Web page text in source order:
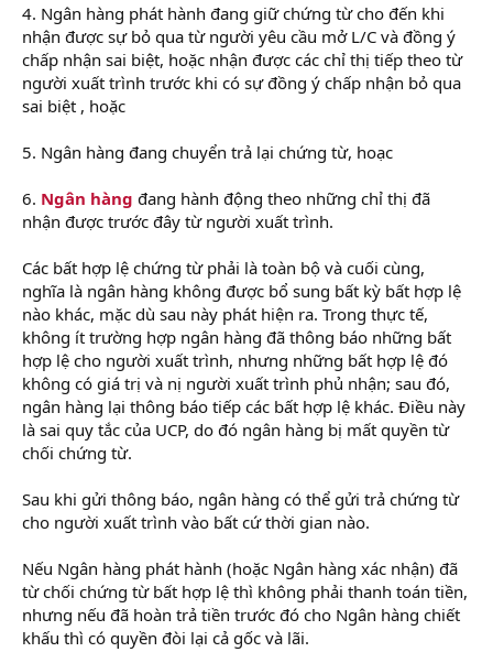
4. Ngân hàng phát hành đang giữ chứng từ cho đến khi
nhận được sự bỏ qua từ người yêu cầu mở L/C và đồng ý
chấp nhận sai biệt, hoặc nhận được các chỉ thị tiếp theo từ
người xuất trình trước khi có sự đồng ý chấp nhận bỏ qua
sai biệt , hoặc
5. Ngân hàng đang chuyển trả lại chứng từ, hoạc
6. Ngân hàng đang hành động theo những chỉ thị đã
nhận được trước đây từ người xuất trình.
Các bất hợp lệ chứng từ phải là toàn bộ và cuối cùng,
nghĩa là ngân hàng không được bổ sung bất kỳ bất hợp lệ
nào khác, mặc dù sau này phát hiện ra. Trong thực tế,
không ít trường hợp ngân hàng đã thông báo những bất
hợp lệ cho người xuất trình, nhưng những bất hợp lệ đó
không có giá trị và nị người xuất trình phủ nhận; sau đó,
ngân hàng lại thông báo tiếp các bất hợp lệ khác. Điều này
là sai quy tắc của UCP, do đó ngân hàng bị mất quyền từ
chối chứng từ.
Sau khi gửi thông báo, ngân hàng có thể gửi trả chứng từ
cho người xuất trình vào bất cứ thời gian nào.
Nếu Ngân hàng phát hành (hoặc Ngân hàng xác nhận) đã
từ chối chứng từ bất hợp lệ thì không phải thanh toán tiền,
nhưng nếu đã hoàn trả tiền trước đó cho Ngân hàng chiết
khấu thì có quyền đòi lại cả gốc và lãi.